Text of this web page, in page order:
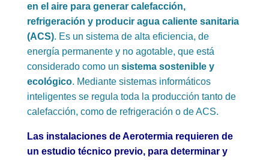
en el aire para generar calefacción,
refrigeración y producir agua caliente sanitaria
(ACS). Es un sistema de alta eficiencia, de
energía permanente y no agotable, que está
considerado como un sistema sostenible y
ecológico. Mediante sistemas informáticos
inteligentes se regula toda la producción tanto de
calefacción, como de refrigeración o de ACS.
Las instalaciones de Aerotermia requieren de
un estudio técnico previo, para determinar y